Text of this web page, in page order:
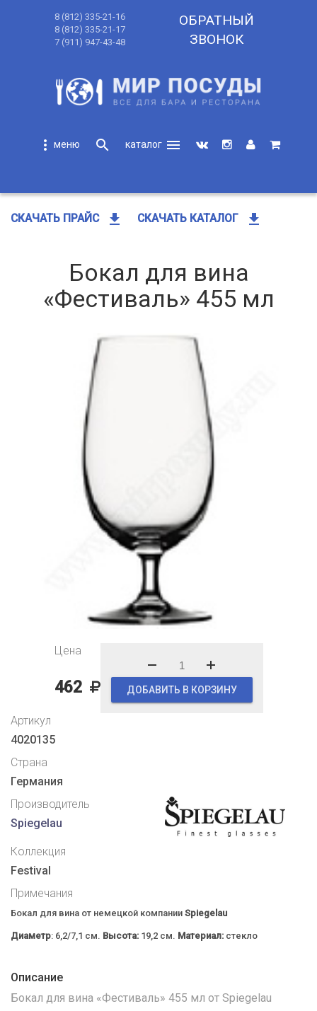
8 (812) 335-21-16
8 (812) 335-21-17
7 (911) 947-43-48
ОБРАТНЫЙ
ЗВОНОК
more_vert search
menu
СКАЧАТЬ ПРАЙС get_app СКАЧАТЬ КАТАЛОГ get_app
Бокал для вина
«Фестиваль» 455 мл
Цена
462 ДОБАВИТЬ В КОРЗИНУ
Артикул
4020135
Страна
Германия
Производитель
Spiegelau
Коллекция
Festival
Примечания
Бокал для вина от немецкой компании Spiegelau
Диаметр: 6,2/7,1 см. Высота: 19,2 см. Материал: стекло
Описание
Бокал для вина «Фестиваль» 455 мл от Spiegelau